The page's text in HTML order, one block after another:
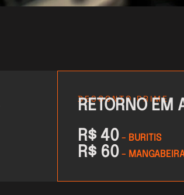
DESCONTO PRIME
RETORNO EM
R$ 40 - BURITIS
R$ 60 -